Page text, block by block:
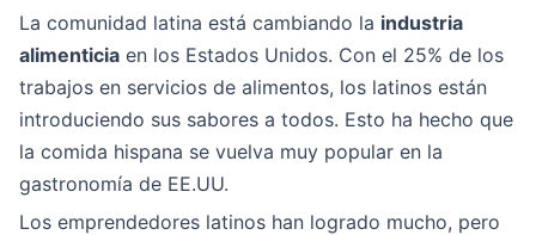
La comunidad latina está cambiando la industria
alimenticia en los Estados Unidos. Con el 25% de los
trabajos en servicios de alimentos, los latinos están
introduciendo sus sabores a todos. Esto ha hecho que
la comida hispana se vuelva muy popular en la
gastronomía de EE.UU.
Los emprendedores latinos han logrado mucho, pero